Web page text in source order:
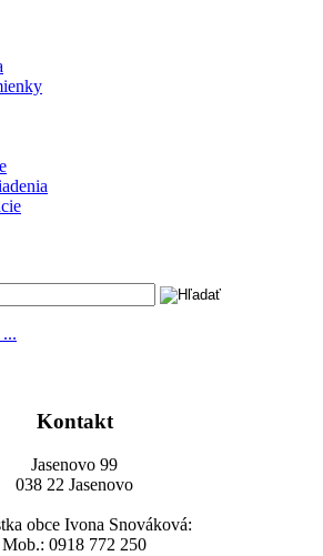
Kontakt
Jasenovo 99
038 22 Jasenovo
obce Ivona Snováková:
Mob.: 0918 772 250